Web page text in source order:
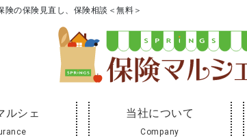
の保険見直し、保険相談＜無料＞
ルシェ 当社について
Company